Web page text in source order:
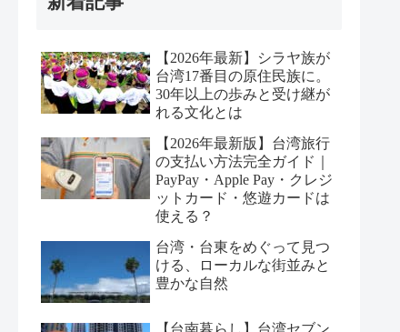
【2026年最新】シラヤ族が
台湾17番目の原住民族に。
30年以上の歩みと受け継が
れる文化とは
【2026年最新版】台湾旅行
の支払い方法完全ガイド｜
PayPay・Apple Pay・クレジ
ットカード・悠遊カードは
使える？
台湾・台東をめぐって見つ
ける、ローカルな街並みと
豊かな自然